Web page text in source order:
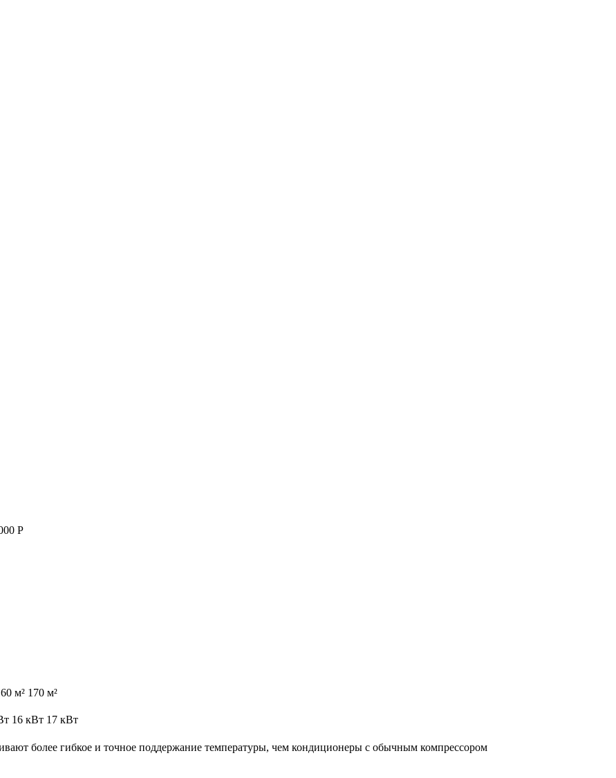
Р
м² 170 м²
16 кВт 17 кВт
более гибкое и точное поддержание температуры, чем кондиционеры с обычным компрессором